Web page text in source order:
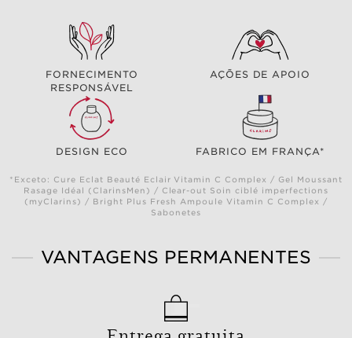
FORNECIMENTO
RESPONSÁVEL
AÇÕES DE APOIO
DESIGN ECO FABRICO EM FRANÇA*
*Exceto: Cure Eclat Beauté Eclair Vitamin C Complex / Gel Moussant
Rasage Idéal (ClarinsMen) / Clear-out Soin ciblé imperfections
(myClarins) / Bright Plus Fresh Ampoule Vitamin C Complex /
Sabonetes
VANTAGENS PERMANENTES